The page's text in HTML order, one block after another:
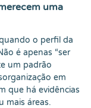
uma
o perfil da
é apenas “ser
um padrão
em
que há evidências
mais áreas.